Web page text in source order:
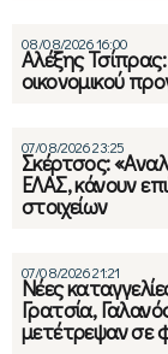
08/08/2026 16:00
Αλέξης
οικονομικού
07/08/2026 23:25
Σκέρτσος:
ΕΛΑΣ, κάνουν
στοιχείων
07/08/2026 21:21
Νέες
Γρατσία,
μετέτρεψαν σε